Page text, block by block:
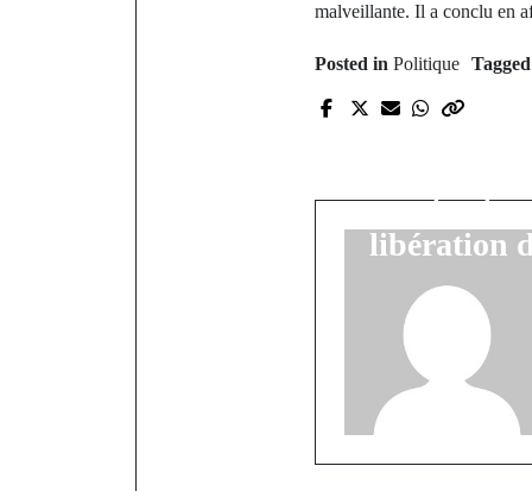
malveillante. Il a conclu en
Posted in Politique Tagged
Anta
libération